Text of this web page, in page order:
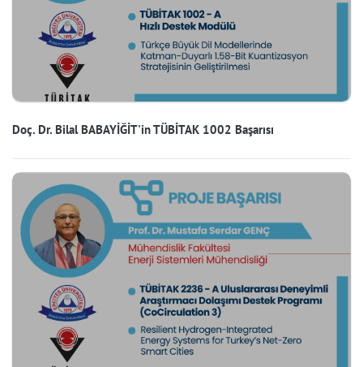
Doç. Dr. Bilal BABAYİĞİT'in TÜBİTAK 1002 Başarısı